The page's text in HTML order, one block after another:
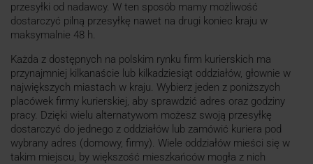
przesyłki od nadawcy. W ten sposób mamy możliwość
dostarczyć pilną przesyłkę nawet na drugi koniec kraju w
maksymalnie 48 h.
Każda z dostępnych na polskim rynku firm kurierskich ma
przynajmniej kilkanaście lub kilkadziesiąt oddziałów, głownie w
największych miastach w kraju. Wybierz jeden z poniższych
placówek firmy kurierskiej, aby sprawdzić adres oraz godziny
pracy. Dzięki wielu alternatywom możesz swoją przesyłkę
dostarczyć do jednego z oddziałów lub zamówić kuriera pod
wybrany adres (domowy, firmy). Wiele oddziałów mieści się w
takim miejscu, by większość mieszkańców mogła z nich